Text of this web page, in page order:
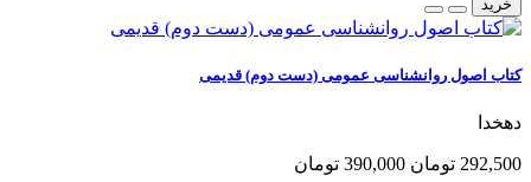
خرید
کتاب اصول روانشناسی عمومی (دست دوم) قدیمی
دهخدا
292,500 تومان 390,000 تومان